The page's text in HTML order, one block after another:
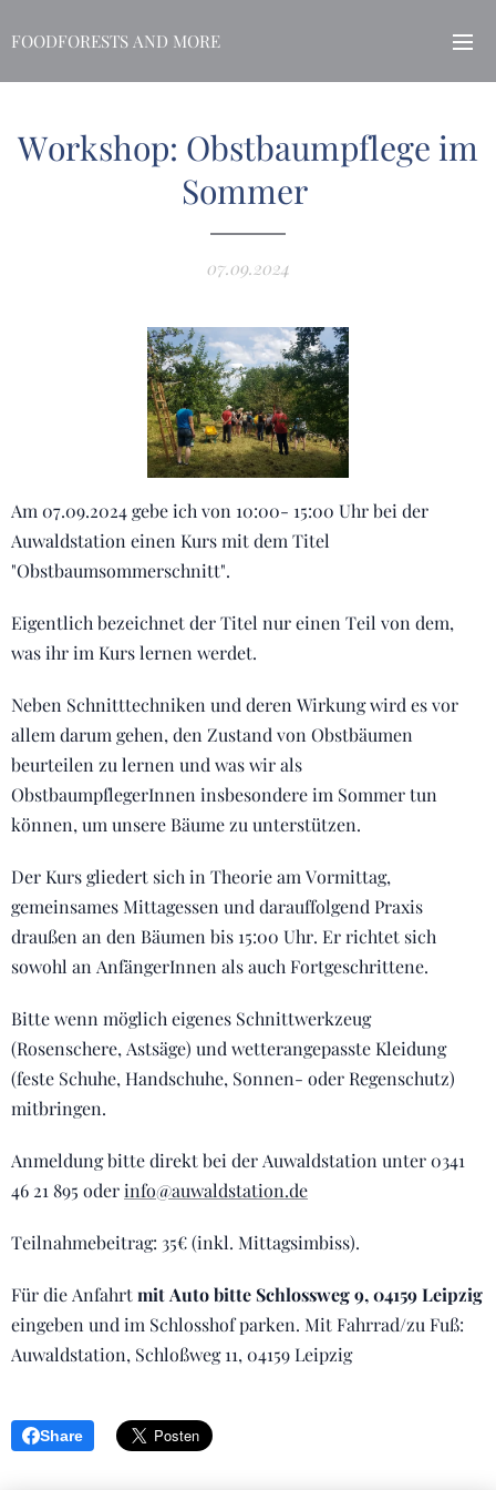
FOODFORESTS AND MORE
Workshop: Obstbaumpflege im
Sommer
07.09.2024
Am 07.09.2024 gebe ich von 10:00- 15:00 Uhr bei der
Auwaldstation einen Kurs mit dem Titel
"Obstbaumsommerschnitt".
Eigentlich bezeichnet der Titel nur einen Teil von dem,
was ihr im Kurs lernen werdet.
Neben Schnitttechniken und deren Wirkung wird es vor
allem darum gehen, den Zustand von Obstbäumen
beurteilen zu lernen und was wir als
ObstbaumpflegerInnen insbesondere im Sommer tun
können, um unsere Bäume zu unterstützen.
Der Kurs gliedert sich in Theorie am Vormittag,
gemeinsames Mittagessen und darauffolgend Praxis
draußen an den Bäumen bis 15:00 Uhr. Er richtet sich
sowohl an AnfängerInnen als auch Fortgeschrittene.
Bitte wenn möglich eigenes Schnittwerkzeug
(Rosenschere, Astsäge) und wetterangepasste Kleidung
(feste Schuhe, Handschuhe, Sonnen- oder Regenschutz)
mitbringen.
Anmeldung bitte direkt bei der Auwaldstation unter 0341
46 21 895 oderinfo@auwaldstation.de
Teilnahmebeitrag: 35€ (inkl. Mittagsimbiss).
Für die Anfahrtmit Auto bitte Schlossweg 9, 04159 Leipzig
eingeben und im Schlosshof parken. Mit Fahrrad/zu Fuß:
Auwaldstation, Schloßweg 11, 04159 Leipzig
Share